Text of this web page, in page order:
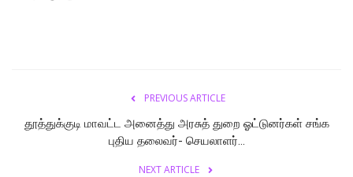
PREVIOUS ARTICLE
தூத்துக்குடி மாவட்ட அனைத்து அரசுத் துறை ஓட்டுனர்கள் சங்க
புதிய தலைவர்- செயலாளர்...
NEXT ARTICLE